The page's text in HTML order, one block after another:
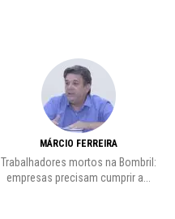
MÁRCIO FERREIRA
Trabalhadores mortos na Bombril:
empresas precisam cumprir a...